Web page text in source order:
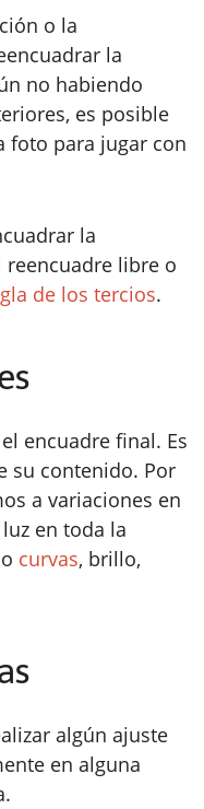
o la
la
no habiendo
es posible
foto para jugar con
la
libre o
de los tercios.
encuadre final. Es
su contenido. Por
a variaciones en
en toda la
o curvas, brillo,
algún ajuste
en alguna